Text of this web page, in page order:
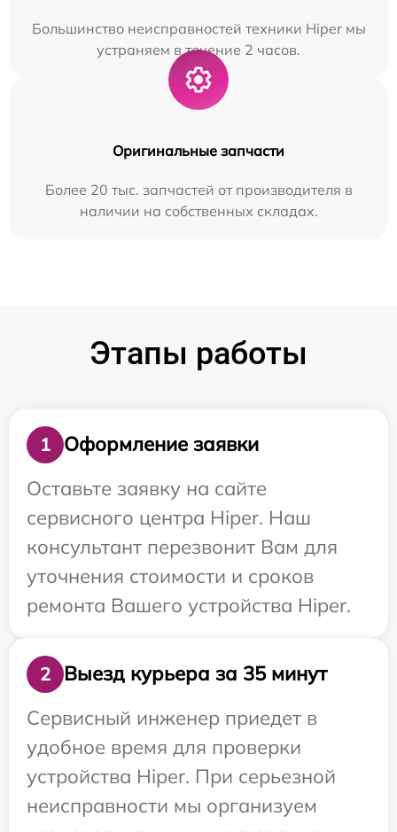
Большинство неисправностей техники Hiper мы
устраняем в течение 2 часов.
Оригинальные запчасти
Более 20 тыс. запчастей от производителя в
наличии на собственных складах.
Этапы работы
1
Оформление заявки
Оставьте заявку на сайте
сервисного центра Hiper. Наш
консультант перезвонит Вам для
уточнения стоимости и сроков
ремонта Вашего устройства Hiper.
2
Выезд курьера за 35 минут
Сервисный инженер приедет в
удобное время для проверки
устройства Hiper. При серьезной
неисправности мы организуем